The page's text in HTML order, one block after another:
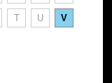
T U V